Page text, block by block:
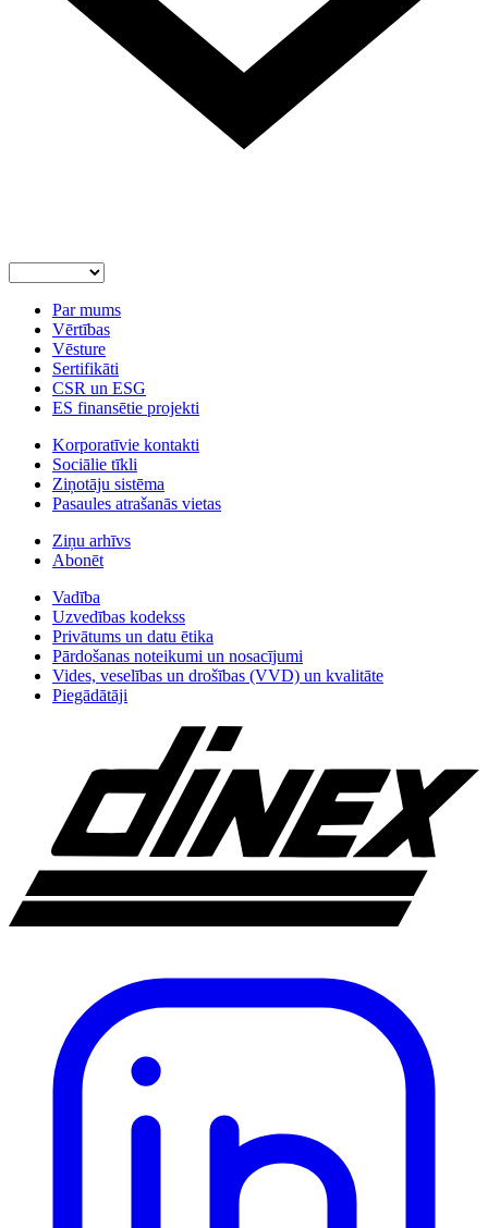
Par mums
Vērtības
Vēsture
Sertifikāti
CSR un ESG
ES finansētie projekti
Korporatīvie kontakti
Sociālie tīkli
Ziņotāju sistēma
Pasaules atrašanās vietas
Ziņu arhīvs
Abonēt
Vadība
Uzvedības kodekss
Privātums un datu ētika
Pārdošanas noteikumi un nosacījumi
Vides, veselības un drošības (VVD) un kvalitāte
Piegādātāji